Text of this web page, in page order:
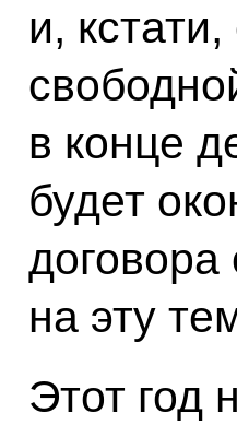
и,
в конце
будет
на эту
Этот год